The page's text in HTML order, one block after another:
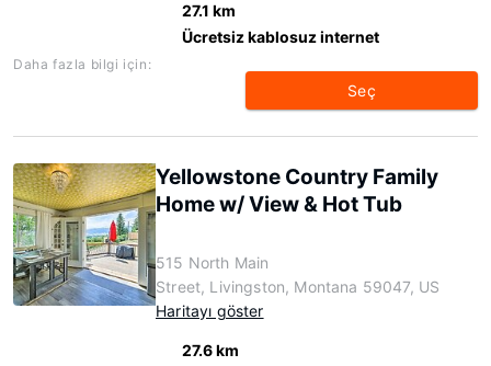
27.1 km
Ücretsiz kablosuz internet
Daha fazla bilgi için:
Seç
Yellowstone Country Family
Home w/ View & Hot Tub
515 North Main
Street, Livingston, Montana 59047, US
Haritayı göster
27.6 km